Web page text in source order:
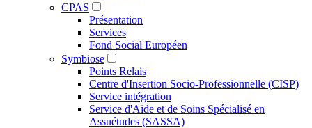
CPAS
Présentation
Services
Fond Social Européen
Symbiose
Points Relais
Centre d'Insertion Socio-Professionnelle (CISP)
Service intégration
Service d'Aide et de Soins Spécialisé en
Assuétudes (SASSA)